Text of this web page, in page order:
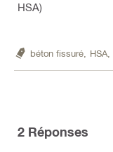
HSA)
béton fissuré, HSA,
2 Réponses